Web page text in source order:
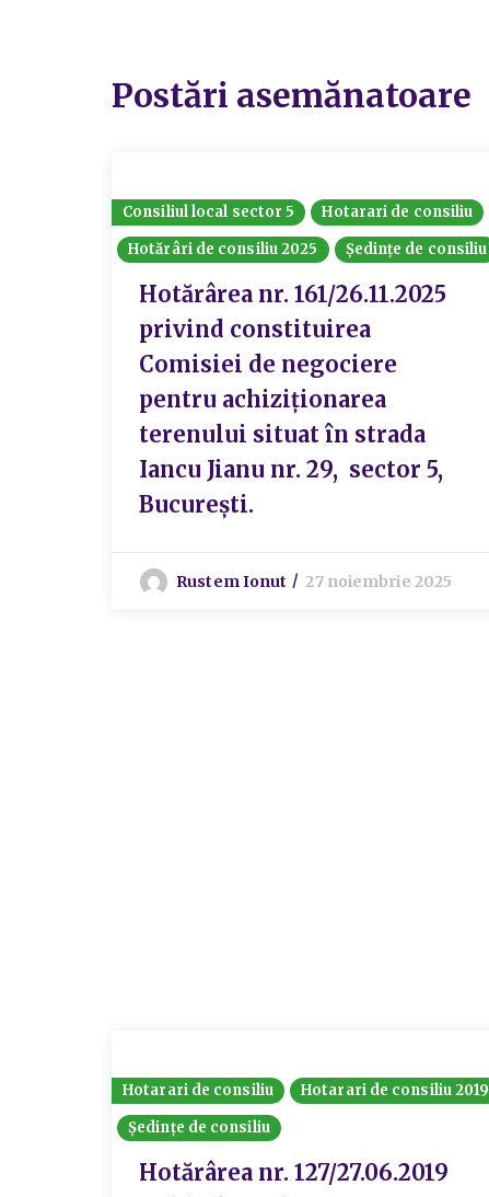
Postări asemănatoare
Consiliul local sector 5
Hotarari de consiliu
Hotărâri de consiliu 2025
Ședințe de consiliu
Hotărârea nr. 161/26.11.2025
privind constituirea
Comisiei de negociere
pentru achiziționarea
terenului situat în strada
Iancu Jianu nr. 29, sector 5,
București.
Rustem Ionut 27 noiembrie 2025
Hotarari de consiliu
Hotarari de consiliu 2019
Ședințe de consiliu
Hotărârea nr. 127/27.06.2019